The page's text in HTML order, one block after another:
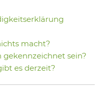
macht?
gekennzeichnet sein?
es derzeit?